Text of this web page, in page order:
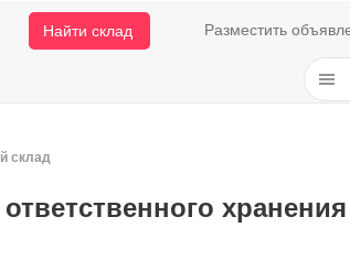
Найти склад Разместить
склад